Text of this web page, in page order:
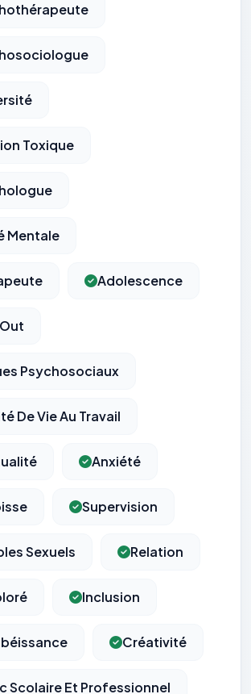
Toxique
Mentale
Adolescence
Psychosociaux
De Vie Au Travail
Anxiété
Supervision
Sexuels Relation
Inclusion
Créativité
Scolaire Et Professionnel